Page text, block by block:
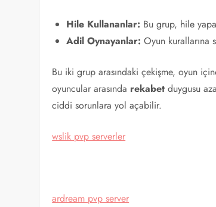
Hile Kullananlar: Bu grup, hile
Adil Oynayanlar: Oyun kurallarına
Bu iki grup arasındaki çekişme, oyun
oyuncular arasında rekabet duygusu
ciddi sorunlara yol açabilir.
wslik pvp serverler
ardream pvp server